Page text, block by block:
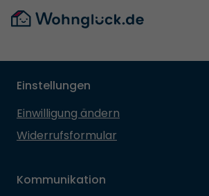
Einstellungen
Einwilligung ändern
Widerrufsformular
Kommunikation